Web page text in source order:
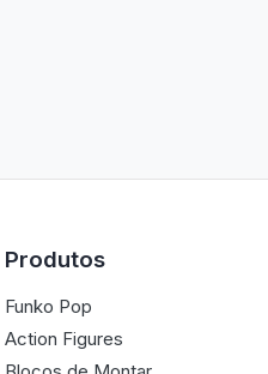
Produtos
Funko Pop
Action Figures